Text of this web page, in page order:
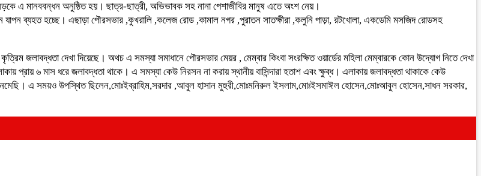
সড়কে এ মানববন্ধন অনুষ্ঠিত হয়। ছাত্র-ছাত্রী, অভিভাবক সহ নানা পেশাজীবির মানুষ এতে অংশ নেয়।
যাপন ব্যহত হচ্ছে। এছাড়া পৌরসভার ,কুখরালি ,কলেজ রোড ,কামাল নগর ,পুরাতন সাতক্ষীরা ,কলুনি পাড়া, রটখোলা, একডেমি মসজিদ রোডসহ
জলাবদ্ধতা দেখা দিয়েছে। অথচ এ সমস্যা সমাধানে পৌরসভার মেয়র , মেম্বার কিংবা সংরক্ষিত ওয়ার্ডের মহিলা মেম্বারকে কোন উদ্যোগ নিতে দেখা
প্রায় ৬ মাস ধরে জলাবদ্ধতা থাকে। এ সমস্যা কেউ নিরসন না করায় স্থানীয় বাসিন্দারা হতাশ এবং ক্ষুব্ধ। এলাকায় জলাবদ্ধতা থাকাকে কেউ
এ সময়ও উপস্থিত ছিলেন,মোঃইব্রাহিম,সরদার ,আবুল হাসান মুহুরী,মোঃমনিরুল ইসলাম,মোঃইসমাঈল হোসেন,মোঃআবুল হোসেন,সাধন সরকার,